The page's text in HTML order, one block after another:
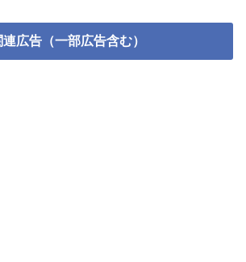
連広告（一部広告含む）